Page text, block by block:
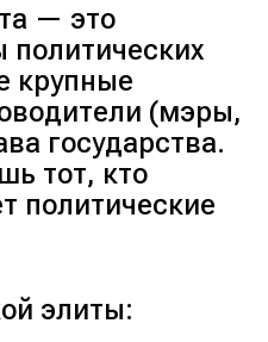
— это
крупные
(мэры,
государства.
тот, кто
политические
элиты: